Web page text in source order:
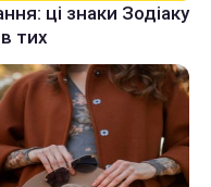
ці знаки Зодіаку
тих